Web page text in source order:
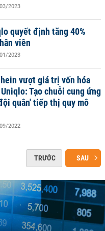
2023
quyết định tăng 40%
viên
2023
vượt giá trị vốn hóa
Tạo chuỗi cung ứng
quân' tiếp thị quy mô
2022
TRƯỚC SAU